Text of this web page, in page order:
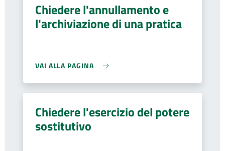
Chiedere l'annullamento e
l'archiviazione di una pratica
VAI ALLA PAGINA
Chiedere l'esercizio del potere
sostitutivo